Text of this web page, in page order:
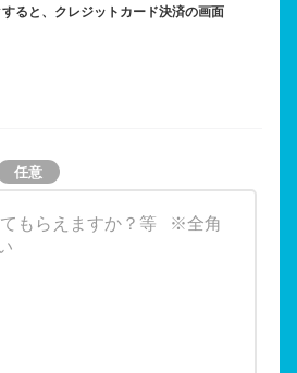
ると、クレジットカード決済の画面